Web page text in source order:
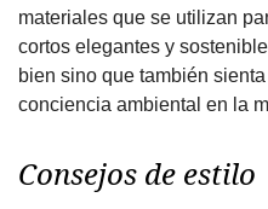
materiales que se utilizan
cortos elegantes y
bien sino que también
conciencia ambiental en la
Consejos de estilo